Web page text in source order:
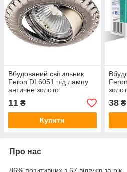
Вбудований світильник
Feron DL6051 під лампу
античне золото
11 ₴
Купити
38₴
Про нас